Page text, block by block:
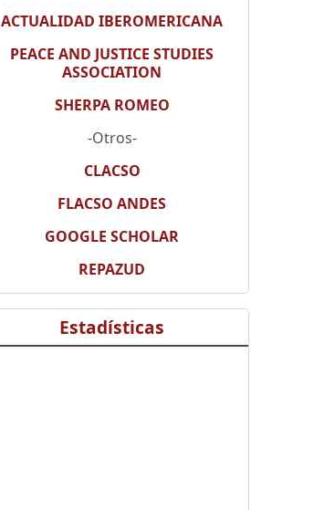
ACTUALIDAD IBEROMERICANA
PEACE AND JUSTICE STUDIES
ASSOCIATION
SHERPA ROMEO
-Otros-
CLACSO
FLACSO ANDES
GOOGLE SCHOLAR
REPAZUD
Estadísticas